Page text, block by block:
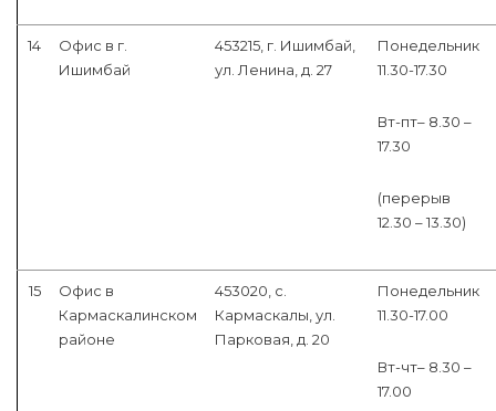
14
Офис в г.
Ишимбай
453215, г. Ишимбай,
ул. Ленина, д. 27
Понедельник
11.30-17.30
Вт-пт– 8.30 –
17.30
(перерыв
12.30 – 13.30)
15
Офис в
Кармаскалинском
районе
453020, с.
Кармаскалы, ул.
Парковая, д. 20
Понедельник
11.30-17.00
Вт-чт– 8.30 –
17.00